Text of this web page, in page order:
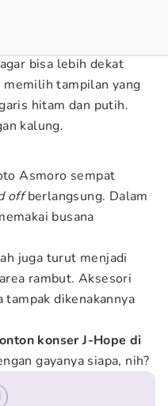
bisa lebih dekat
memilih tampilan yang
hitam dan putih.
kalung.
Asmoro sempat
offberlangsung. Dalam
busana
juga turut menjadi
rambut. Aksesori
dikenakannya
konser J-Hope di
gayanya siapa, nih?